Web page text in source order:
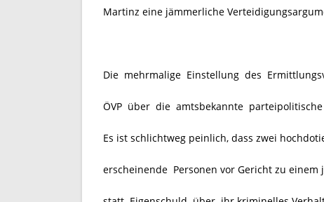
Martinz eine jämmerliche
Die mehrmalige Einstellung des
ÖVP über die amtsbekannte
Es ist schlichtweg peinlich, dass zwei
erscheinende Personen vor Gericht zu